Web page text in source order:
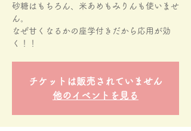
砂糖はもちろん、米あめもみりんも使いませ
ん。
なぜ甘くなるかの座学付きだから応用が効
く！！
チケットは販売されていません
他のイベントを見る